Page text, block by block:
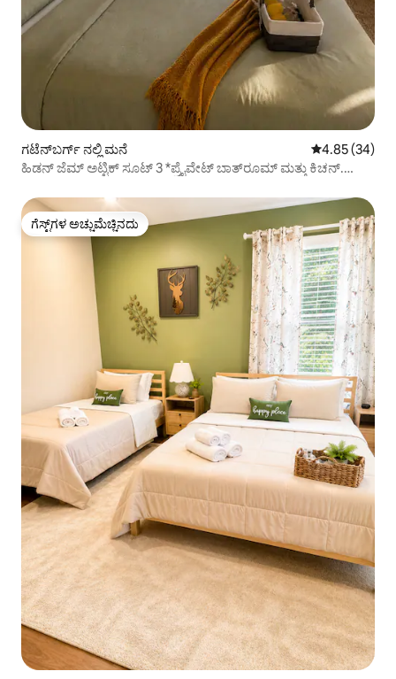
ಗಟೆನ್‌ಬರ್ಗ್ ನಲ್ಲಿ ಮನೆ 5 ರಲ್ಲಿ 4.85
4.85 (34)
ಹಿಡನ್ ಜೆಮ್ ಅಟ್ಟಿಕ್ ಸೂಟ್ 3 *ಪ್ರೈವೇಟ್ ಬಾತ್‌ರೂಮ್ ಮತ್ತು ಕಿಚನ್.
ಗೆಸ್ಟ್‌ಗಳ ಅಚ್ಚುಮೆಚ್ಚಿನದು
ಗೆಸ್ಟ್‌ಗಳ ಅಚ್ಚುಮೆಚ್ಚಿನದು